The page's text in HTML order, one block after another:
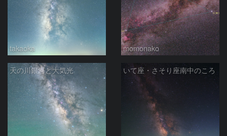
takaoka momonako
天の川銀河と大気光 いて座・さそり座南中のころ